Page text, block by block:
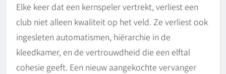
Elke keer dat een kernspeler vertrekt, verliest een
club niet alleen kwaliteit op het veld. Ze verliest ook
ingesleten automatismen, hiërarchie in de
kleedkamer, en de vertrouwdheid die een elftal
cohesie geeft. Een nieuw aangekochte vervanger